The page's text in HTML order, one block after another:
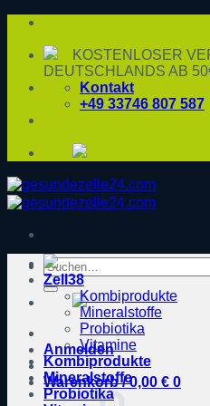
Zum
springen KOSTENLOSER
DEUTSCHLANDS AB
Kontakt
+49 33746 807 587
Suche
nach:
Anmelden
Warenkorb /0,00 € 0
Zell38
Kombiprodukte
Mineralstoffe
Probiotika
Vitamine
Kombiprodukte
Mineralstoffe
Probiotika